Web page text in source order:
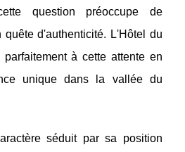
question préoccupe de
quête d'authenticité. L'Hôtel du
à cette attente en
unique dans la vallée du
séduit par sa position